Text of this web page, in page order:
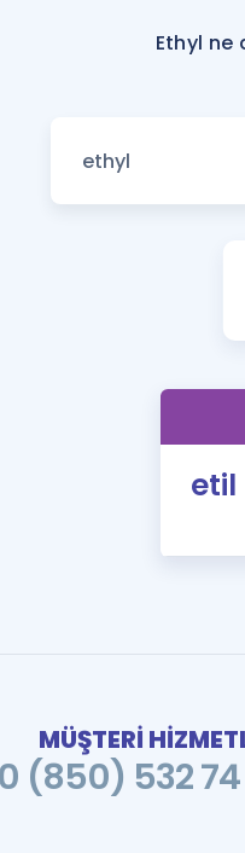
Ethyl ne
etil
MÜŞTERİ
0 (850) 532